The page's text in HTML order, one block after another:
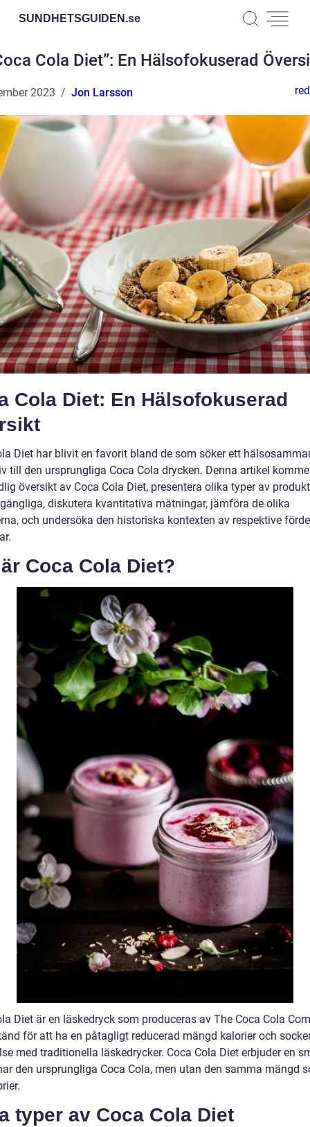
SUNDHETSGUIDEN.se
Cola Diet”: En Hälsofokuserad
2023 Jon Larsson
Cola Diet: En Hälsofokuserad
Diet har blivit en favorit bland de som söker ett
till den ursprungliga Coca Cola drycken. Denna artikel
översikt av Coca Cola Diet, presentera olika typer av
diskutera kvantitativa mätningar, jämföra de olika
och undersöka den historiska kontexten av respektive
Coca Cola Diet?
Diet är en läskedryck som produceras av The Coca Cola
för att ha en påtagligt reducerad mängd kalorier och
med traditionella läskedrycker. Coca Cola Diet erbjuder en
den ursprungliga Coca Cola, men utan den samma mängd
typer av Coca Cola Diet